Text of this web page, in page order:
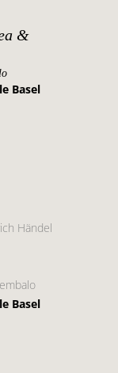
&
Basel
Händel
Basel